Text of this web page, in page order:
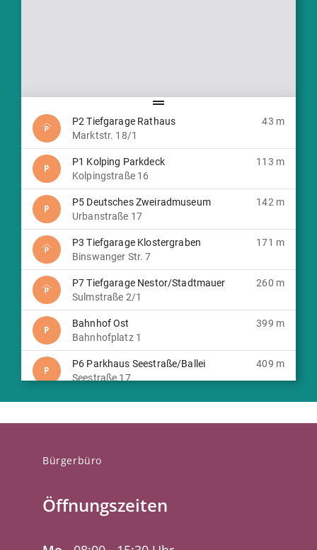
Bürgerbüro
Öffnungszeiten